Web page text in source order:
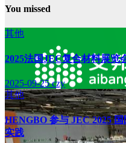
You missed
其他
2025法国JEC复合材料展览
2025-09-25czy
其他
HENGBO 参与 JEC 2025
实践